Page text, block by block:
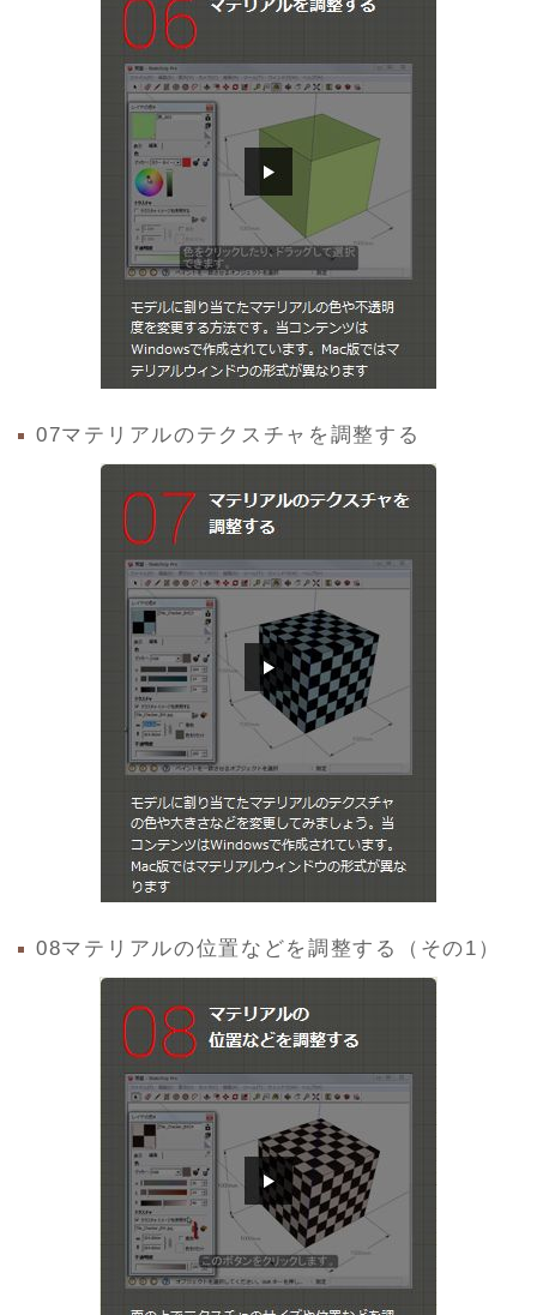
07マテリアルのテクスチャを調整する
08マテリアルの位置などを調整する（その1）